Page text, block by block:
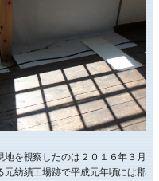
を視察したのは２０１６年３月
紡績工場跡で平成元年頃には郡